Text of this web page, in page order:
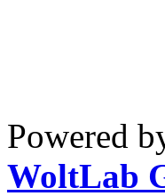
Powered
WoltLab